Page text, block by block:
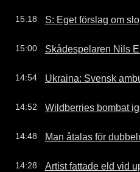
15:18 S: Eget förslag om
15:00 Skådespelaren Nils
14:54 Ukraina: Svensk
14:52 Wildberries bombat
14:48 Man åtalas för
14:28 Artist fattade eld vid